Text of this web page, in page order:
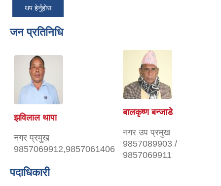
थप हेर्नुहोस
जन प्रतिनिधि
झविलाल थापा
नगर प्रमुख
9857069912,9857061406
बालकृष्ण बन्जाडे
नगर उप प्रमुख
9857089903 /
9857069911
पदाधिकारी